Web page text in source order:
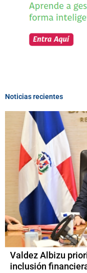
Noticias recientes
Valdez Albizu
inclusión